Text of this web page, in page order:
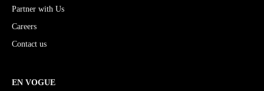
Partner with Us
Careers
Contact us
EN VOGUE